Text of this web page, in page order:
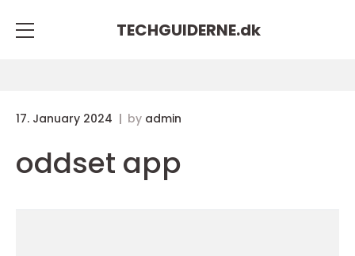
TECHGUIDERNE.dk
17. January 2024 by admin
oddset app